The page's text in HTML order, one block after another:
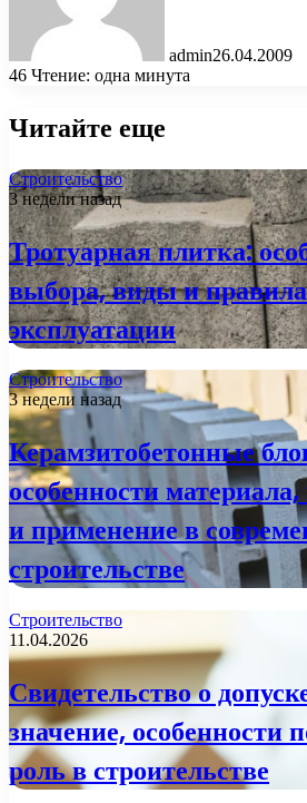
admin26.04.2009
46 Чтение: одна минута
Читайте еще
Строительство
3 недели назад
Тротуарная плитка:
выбора, виды и
эксплуатации
Строительство
3 недели назад
Керамзитобетонные
особенности
и применение в
строительстве
Строительство
11.04.2026
Свидетельство о
значение, особенности
роль в строительстве